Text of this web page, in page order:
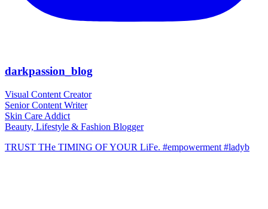
darkpassion_blog
Visual Content Creator
Senior Content Writer
Skin Care Addict
Beauty, Lifestyle & Fashion Blogger
TRUST THe TIMING OF YOUR LiFe. #empowerment #ladyb